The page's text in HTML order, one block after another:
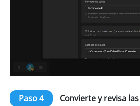
Paso 4
Convierte y revisa